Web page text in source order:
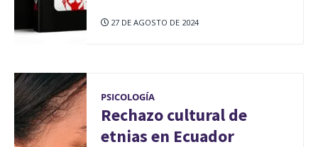
27 DE AGOSTO DE 2024
PSICOLOGÍA
Rechazo cultural de
etnias en Ecuador